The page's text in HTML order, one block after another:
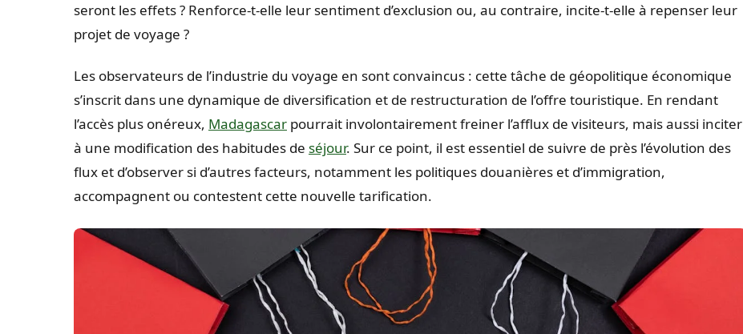
seront les effets ? Renforce-t-elle leur sentiment d’exclusion ou, au contraire, incite-t-elle à repenser leur
projet de voyage ?
Les observateurs de l’industrie du voyage en sont convaincus : cette tâche de géopolitique économique
s’inscrit dans une dynamique de diversification et de restructuration de l’offre touristique. En rendant
l’accès plus onéreux, Madagascar pourrait involontairement freiner l’afflux de visiteurs, mais aussi inciter
à une modification des habitudes de séjour. Sur ce point, il est essentiel de suivre de près l’évolution des
flux et d’observer si d’autres facteurs, notamment les politiques douanières et d’immigration,
accompagnent ou contestent cette nouvelle tarification.